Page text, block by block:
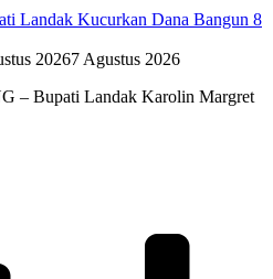
Landak Kucurkan Dana Bangun 8
20267 Agustus 2026
– Bupati Landak Karolin Margret